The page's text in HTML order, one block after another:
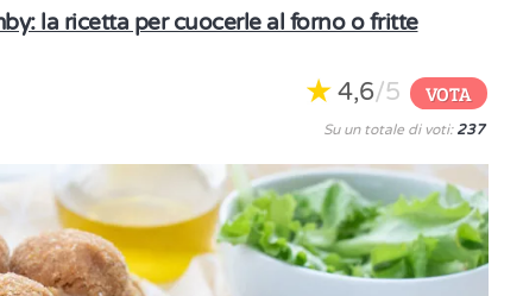
la ricetta per cuocerle al forno o fritte
4,6/5 VOTA
Su un totale di voti: 237